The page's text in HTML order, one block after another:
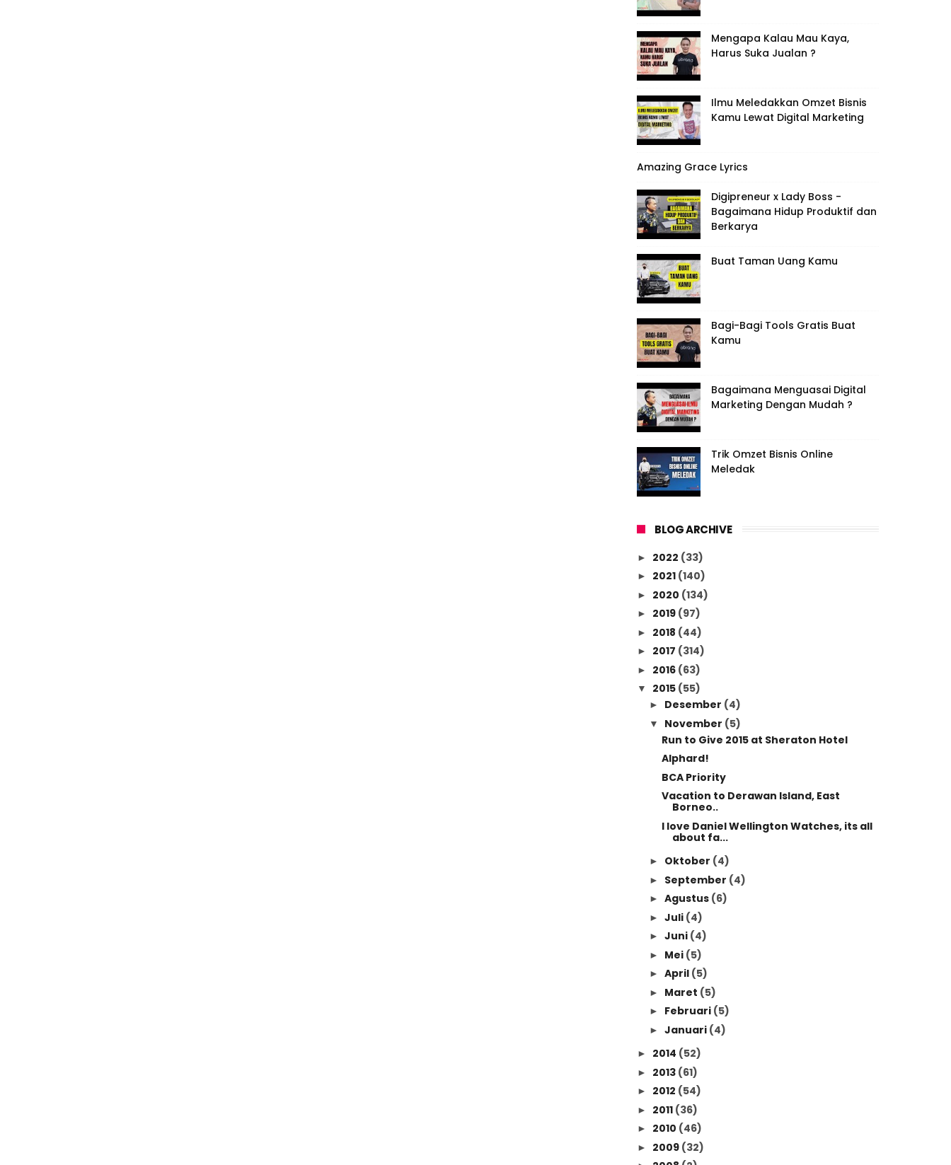
Mengapa Kalau Mau Kaya,
Harus Suka Jualan ?
Ilmu Meledakkan Omzet Bisnis
Kamu Lewat Digital Marketing
Amazing Grace Lyrics
Digipreneur x Lady Boss -
Bagaimana Hidup Produktif dan
Berkarya
Buat Taman Uang Kamu
Bagi-Bagi Tools Gratis Buat
Kamu
Bagaimana Menguasai Digital
Marketing Dengan Mudah ?
Trik Omzet Bisnis Online
Meledak
BLOG ARCHIVE
► 2022 (33)
► 2021 (140)
► 2020 (134)
► 2019 (97)
► 2018 (44)
► 2017 (314)
► 2016 (63)
▼ 2015 (55)
► Desember (4)
▼ November (5)
Run to Give 2015 at Sheraton Hotel
Alphard!
BCA Priority
Vacation to Derawan Island, East
Borneo..
I love Daniel Wellington Watches, its all
about fa...
► Oktober (4)
► September (4)
► Agustus (6)
► Juli (4)
► Juni (4)
► Mei (5)
► April (5)
► Maret (5)
► Februari (5)
► Januari (4)
► 2014 (52)
► 2013 (61)
► 2012 (54)
► 2011 (36)
► 2010 (46)
► 2009 (32)